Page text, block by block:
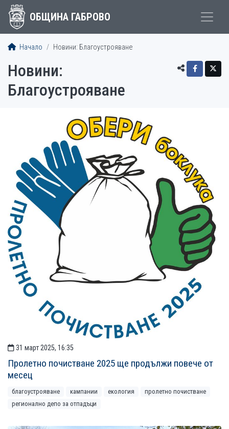
ОБЩИНА ГАБРОВО
Начало Новини: Благоустрояване
Новини:
Благоустрояване
СТАТИИ
31 март 2025, 16:35
Пролетно почистване 2025 ще продължи повече от
месец
благоустрояване кампании екология
пролетно почистване
регионално депо за отпадъци